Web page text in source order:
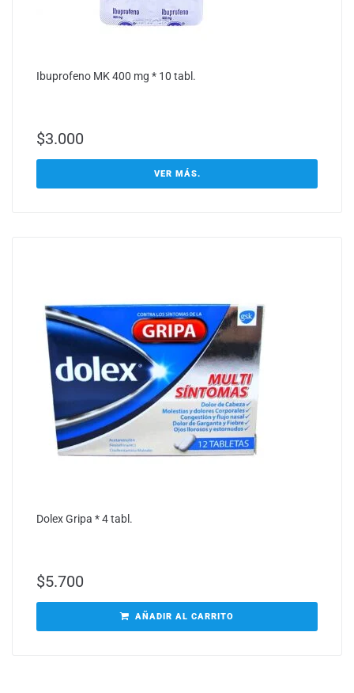
Ibuprofeno MK 400 mg * 10 tabl.
$3.000
VER MÁS.
Dolex Gripa * 4 tabl.
$5.700
AÑADIR AL CARRITO